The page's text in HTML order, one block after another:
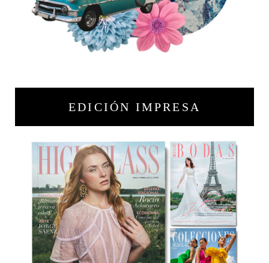
EDICIÓN IMPRESA